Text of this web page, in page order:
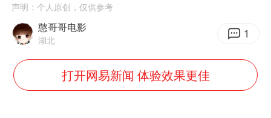
老中医：立秋后养心是关键
我国外贸延续良好增长态势
东航：国内客票提前14天免费退改
声明：个人原创，仅供参考
憨哥哥电影
湖北 1
打开网易新闻 体验效果更佳